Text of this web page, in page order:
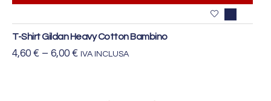
T-Shirt Gildan Heavy Cotton Bambino
4,60 € –6,00 € IVA INCLUSA